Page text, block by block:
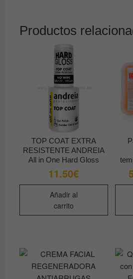
Productos
TOP COAT EXTRA
RESISTENTE ANDREIA
All in One Hard Gloss
11.50€
Añadir al
carrito